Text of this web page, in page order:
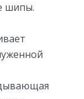
шипы.